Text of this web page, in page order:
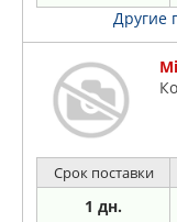
Другие
Срок поставки
1 дн.